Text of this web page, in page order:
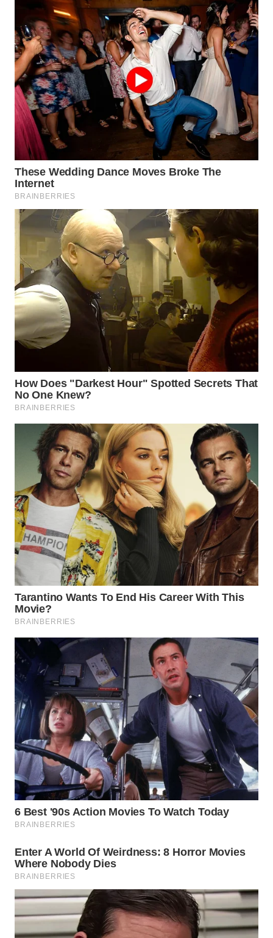
WN
INDRAMAYU
WN
KUNINGAN
WN
MAJALENGKA
WN
SUBANG
SUKABUMI
WN
PURWAKARTA
WN
PRIANGAN
TIMUR
SEMARANG
WN
WN
BOROBUDUR
WN
MADURA
WN
SURABAYA
WN
NATUNA
BINTAN
WN
MANDALIKA
WN
LIKUPANG
WN
LABUANBAJO
WN
BORNEO
Wahana
Media
Group
WAHANA
NEWS